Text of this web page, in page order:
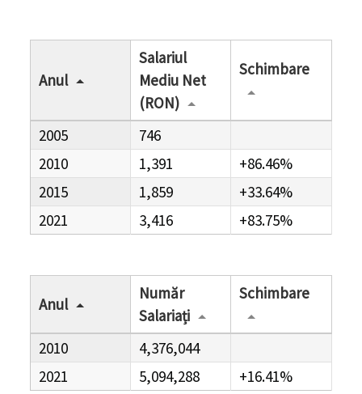
Anul
Salariul
Mediu Net
(RON)
Schimbare
2005
746
2010
1,391
+86.46%
2015
1,859
+33.64%
2021
3,416 +83.75%
Anul
Număr
Salariați
Schimbare
2010
4,376,044
2021
5,094,288 +16.41%